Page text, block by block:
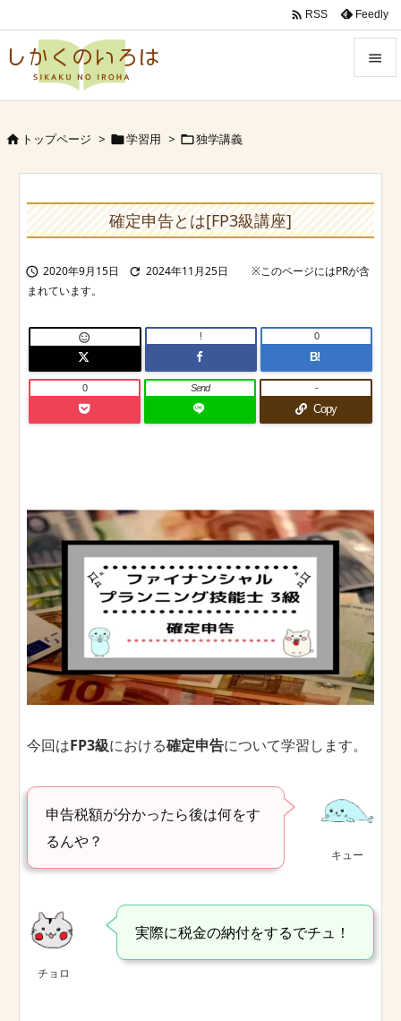


Prev


 RSS Feedly
 トップページ > 学習用 > 独学講義
確定申告とは[FP3級講座]
 2020年9月15日  2024年11月25日
 !
B!
0
0 Send
Copy
-
今回はFP3級における確定申告について学習します。
キュー
申告税額が分かったら後は何をす
るんや？
チョロ
実際に税金の納付をするでチュ！